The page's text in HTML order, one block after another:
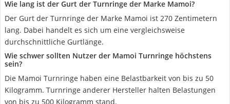
Wie lang ist der Gurt der Turnringe der Marke Mamoi?
Der Gurt der Turnringe der Marke Mamoi ist 270 Zentimetern
lang. Dabei handelt es sich um eine vergleichsweise
durchschnittliche Gurtlänge.
Wie schwer sollten Nutzer der Mamoi Turnringe höchstens
sein?
Die Mamoi Turnringe haben eine Belastbarkeit von bis zu 50
Kilogramm. Turnringe anderer Hersteller halten Belastungen
von bis zu 500 Kilogramm stand.